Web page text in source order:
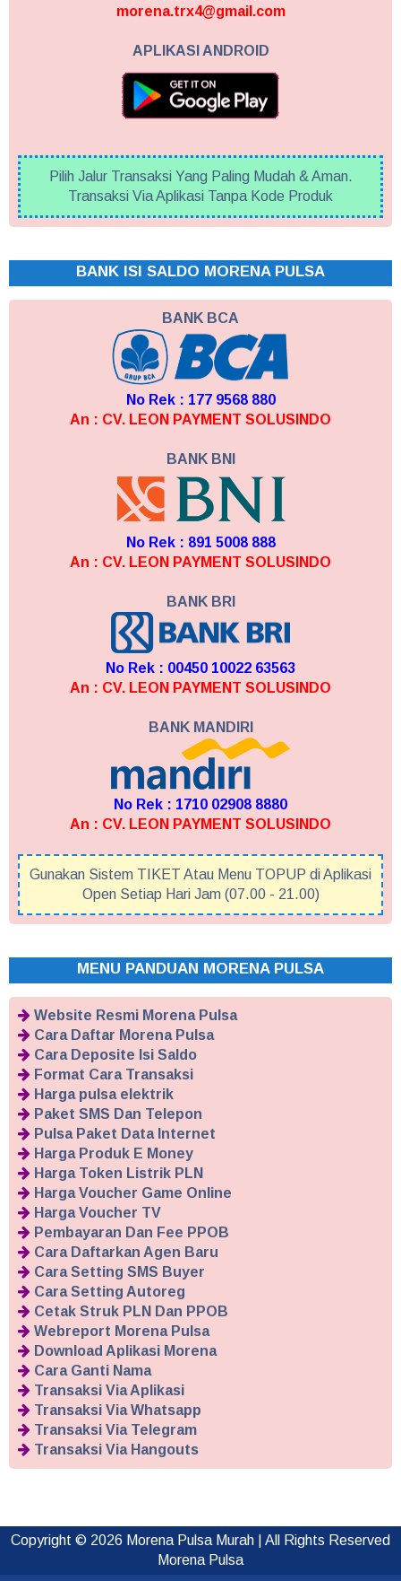
morena.trx4@gmail.com
APLIKASI ANDROID
Pilih Jalur Transaksi Yang Paling Mudah & Aman.
Transaksi Via Aplikasi Tanpa Kode Produk
BANK ISI SALDO MORENA PULSA
BANK BCA
No Rek : 177 9568 880
An : CV. LEON PAYMENT SOLUSINDO
BANK BNI
No Rek : 891 5008 888
An : CV. LEON PAYMENT SOLUSINDO
BANK BRI
No Rek : 00450 10022 63563
An : CV. LEON PAYMENT SOLUSINDO
BANK MANDIRI
No Rek : 1710 02908 8880
An : CV. LEON PAYMENT SOLUSINDO
Gunakan Sistem TIKET Atau Menu TOPUP di Aplikasi
Open Setiap Hari Jam (07.00 - 21.00)
MENU PANDUAN MORENA PULSA
Website Resmi Morena Pulsa
Cara Daftar Morena Pulsa
Cara Deposite Isi Saldo
Format Cara Transaksi
Harga pulsa elektrik
Paket SMS Dan Telepon
Pulsa Paket Data Internet
Harga Produk E Money
Harga Token Listrik PLN
Harga Voucher Game Online
Harga Voucher TV
Pembayaran Dan Fee PPOB
Cara Daftarkan Agen Baru
Cara Setting SMS Buyer
Cara Setting Autoreg
Cetak Struk PLN Dan PPOB
Webreport Morena Pulsa
Download Aplikasi Morena
Cara Ganti Nama
Transaksi Via Aplikasi
Transaksi Via Whatsapp
Transaksi Via Telegram
Transaksi Via Hangouts
Copyright © 2026 Morena Pulsa Murah | All Rights Reserved
Morena Pulsa